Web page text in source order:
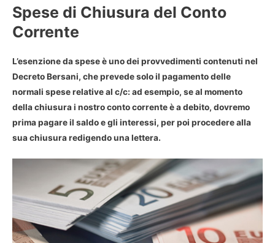
Spese di Chiusura del Conto
Corrente
L’esenzione da spese è uno dei provvedimenti contenuti nel
Decreto Bersani, che prevede solo il pagamento delle
normali spese relative al c/c: ad esempio, se al momento
della chiusura i nostro conto corrente è a debito, dovremo
prima pagare il saldo e gli interessi, per poi procedere alla
sua chiusura redigendo una lettera.